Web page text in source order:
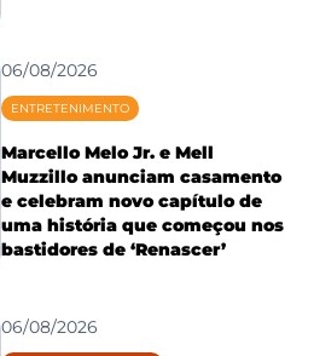
06/08/2026
ENTRETENIMENTO
Marcello Melo Jr. e Mell
Muzzillo anunciam casamento
e celebram novo capítulo de
uma história que começou nos
bastidores de ‘Renascer’
06/08/2026